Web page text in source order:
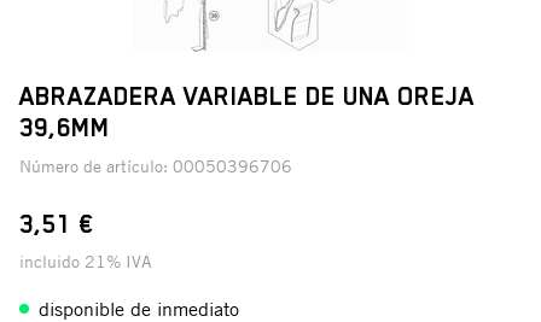
ABRAZADERA VARIABLE DE UNA OREJA
39,6MM
Número de artículo: 00050396706
3,51 €
incluido 21% IVA
disponible de inmediato